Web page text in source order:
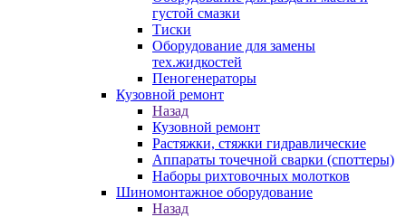
густой смазки
Тиски
Оборудование для замены
тех.жидкостей
Пеногенераторы
Кузовной ремонт
Назад
Кузовной ремонт
Растяжки, стяжки гидравлические
Аппараты точечной сварки (споттеры)
Наборы рихтовочных молотков
Шиномонтажное оборудование
Назад